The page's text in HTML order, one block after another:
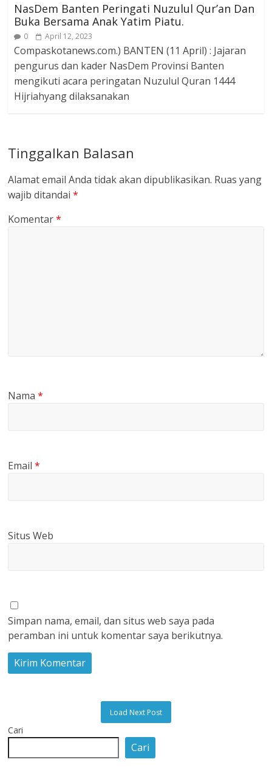
NasDem Banten Peringati Nuzulul Qur’an Dan
Buka Bersama Anak Yatim Piatu.
0 April 12, 2023
Compaskotanews.com.) BANTEN (11 April) : Jajaran
pengurus dan kader NasDem Provinsi Banten
mengikuti acara peringatan Nuzulul Quran 1444
Hijriahyang dilaksanakan
Tinggalkan Balasan
Alamat email Anda tidak akan dipublikasikan. Ruas yang
wajib ditandai*
Komentar*
Nama*
Email*
Situs Web
Simpan nama, email, dan situs web saya pada
peramban ini untuk komentar saya berikutnya.
Load Next Post
Cari
Cari